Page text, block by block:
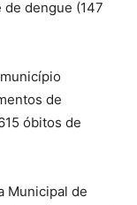
dengue (147
de
óbitos de
Municipal de